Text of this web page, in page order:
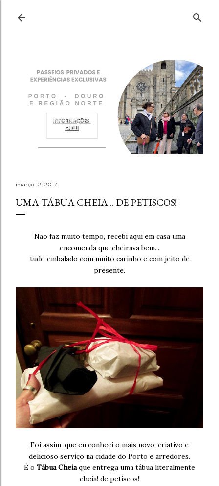
março 12, 2017
UMA TÁBUA CHEIA... DE PETISCOS!
Não faz muito tempo, recebi aqui em casa uma
encomenda que cheirava bem...
tudo embalado com muito carinho e com jeito de
presente.
Foi assim, que eu conheci o mais novo, criativo e
delicioso serviço na cidade do Porto e arredores.
É o Tábua Cheiaque entrega uma tábua literalmente
cheia! de petiscos!